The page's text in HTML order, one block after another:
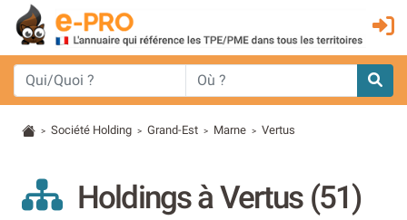
> Société Holding > Grand-Est > Marne > Vertus
Holdings à Vertus (51)